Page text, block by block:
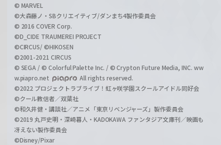
© MARVEL
©大森藤ノ・SBクリエイティブ/ダンまち4製作委員会
© 2016 COVER Corp.
©D_CIDE TRAUMEREI PROJECT
©CIRCUS/ ©HIKOSEN
©2001-2021 CIRCUS
© SEGA / © Colorful Palette Inc. / © Crypton Future Media, INC. ww
w.piapro.net
All rights reserved.
©2022 プロジェクトラブライブ！虹ヶ咲学園スクールアイドル同好会
©クール教信者／双葉社
©和久井健・講談社／アニメ「東京リベンジャーズ」製作委員会
©2019 丸戸史明・深崎暮人・KADOKAWA ファンタジア文庫刊／映画も
冴えない製作委員会
©Disney/Pixar